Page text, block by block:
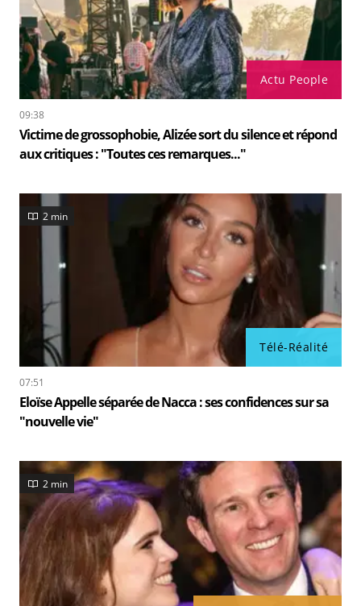
Actu People
09:38
Victime de grossophobie, Alizée sort du silence et répond
aux critiques : "Toutes ces remarques..."
Télé-Réalité
2 min
07:51
Eloïse Appelle séparée de Nacca : ses confidences sur sa
"nouvelle vie"
2 min